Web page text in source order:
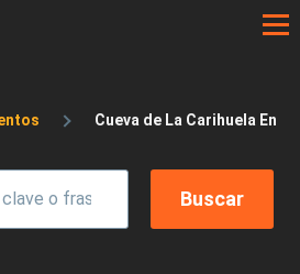
de ayuda a la
Cueva de La Carihuela En